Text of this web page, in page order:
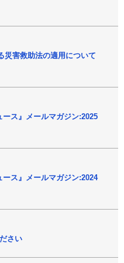
災害救助法の適用について
ス』メールマガジン:2025
ス』メールマガジン:2024
さい